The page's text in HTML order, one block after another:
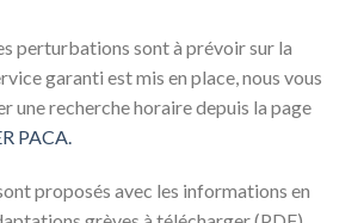
perturbations sont à prévoir sur la
garanti est mis en place, nous vous
une recherche horaire depuis la page
PACA.
proposés avec les informations en